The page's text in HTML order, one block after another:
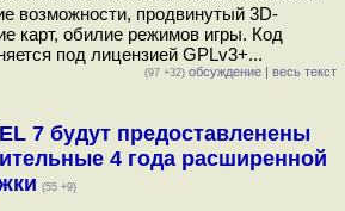
возможности, продвинутый 3D-
карт, обилие режимов игры. Код
под лицензией GPLv3+...
(97 +32) обсуждение | весь текст
7 будут предоставленены
4 года расширенной
(55 +9)